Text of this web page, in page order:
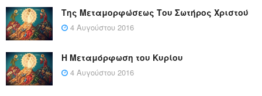
Της Μεταμορφώσεως Του Σωτήρος Χριστού
4 Αυγούστου 2016
Η Μεταμόρφωση του Κυρίου
4 Αυγούστου 2016